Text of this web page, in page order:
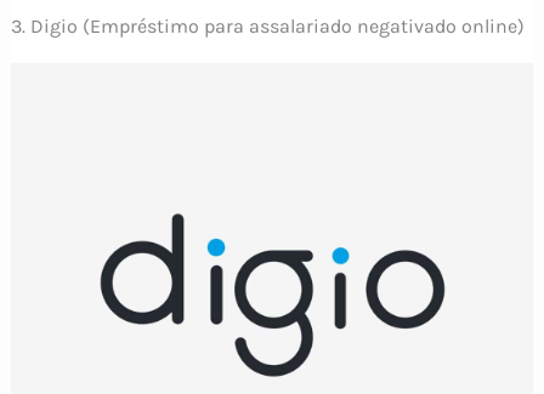
3. Digio (Empréstimo para assalariado negativado online)